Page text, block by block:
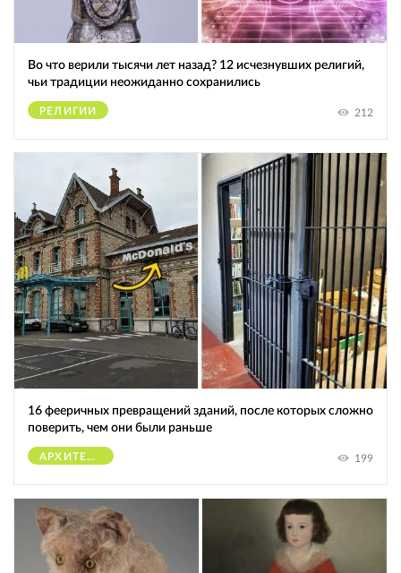
Во что верили тысячи лет назад? 12 исчезнувших религий,
чьи традиции неожиданно сохранились
РЕЛИГИИ 212
16 фееричных превращений зданий, после которых сложно
поверить, чем они были раньше
АРХИТЕКТУРА 199